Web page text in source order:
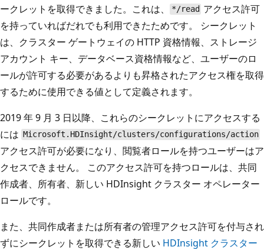
ークレットを取得できました。これは、
*/read アクセス許可
を持っていればだれでも利用できたためです。 シークレット
は、クラスター ゲートウェイの HTTP 資格情報、ストレージ
アカウント キー、データベース資格情報など、ユーザーのロ
ールが許可する必要があるよりも昇格されたアクセス権を取得
するために使用できる値として定義されます。
2019 年 9 月 3 日以降、これらのシークレットにアクセスする
には Microsoft.HDInsight/clusters/configurations/action
アクセス許可が必要になり、閲覧者ロールを持つユーザーはア
クセスできません。 このアクセス許可を持つロールは、共同
作成者、所有者、新しい HDInsight クラスター オペレーター
ロールです。
また、共同作成者または所有者の管理アクセス許可を付与され
ずにシークレットを取得できる新しい HDInsight クラスター